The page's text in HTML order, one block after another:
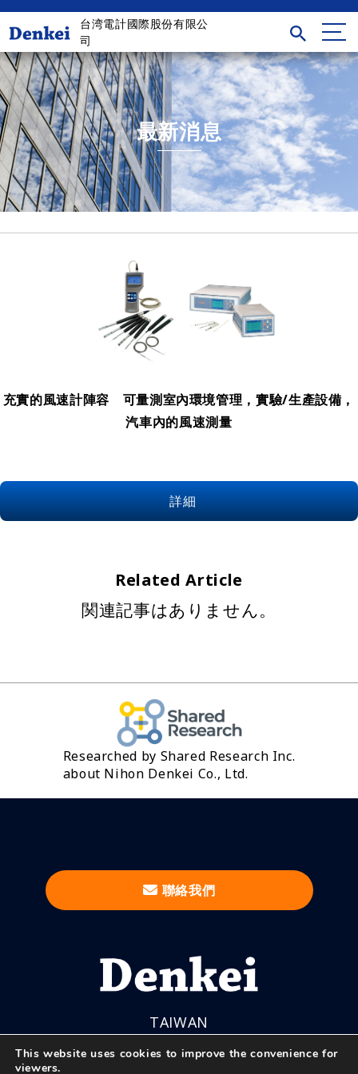
台湾電計國際股份有限公
司
最新消息
充實的風速計陣容 可量測室內環境管理，實驗/生產設備，
汽車內的風速測量
詳細
Related Article
関連記事はありません。
Researched by Shared Research Inc.
about Nihon Denkei Co., Ltd.
聯絡我們
TAIWAN
This website uses cookies to improve the convenience for
viewers.